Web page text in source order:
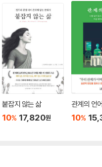
붙잡지 않는 삶
10% 17,820원
관계의 언
10%